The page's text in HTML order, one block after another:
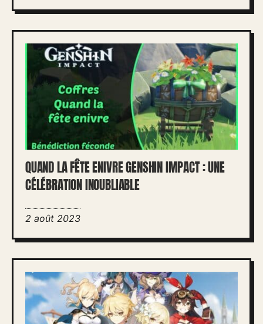
QUAND LA FÊTE ENIVRE GENSHIN IMPACT : UNE
CÉLÉBRATION INOUBLIABLE
2 août 2023